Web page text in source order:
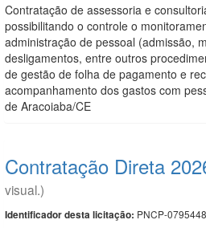
Contratação de assessoria e
possibilitando o controle o
administração de pessoal (admissão,
desligamentos, entre outros
de gestão de folha de pagamento e
acompanhamento dos gastos com
de Aracoiaba/CE
Contratação Direta
visual.)
Identificador desta licitação: PNCP-